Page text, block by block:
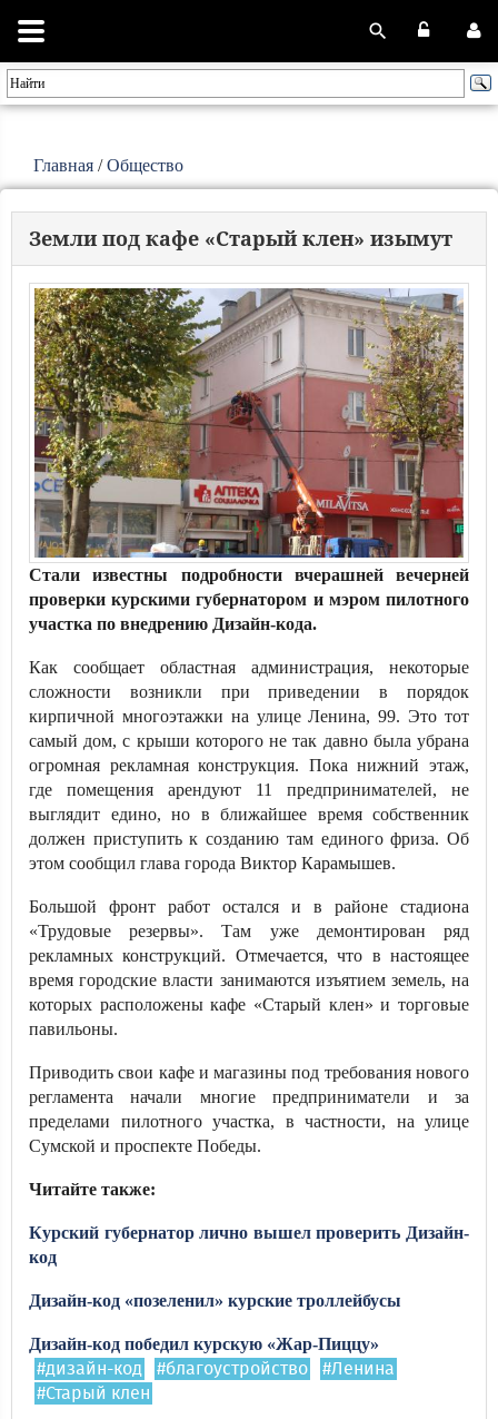
Главная /Общество
Земли под кафе «Старый клен» изымут
Стали известны подробности вчерашней вечерней
проверки курскими губернатором и мэром пилотного
участка по внедрению Дизайн-кода.
Как сообщает областная администрация, некоторые
сложности возникли при приведении в порядок
кирпичной многоэтажки на улице Ленина, 99. Это тот
самый дом, с крыши которого не так давно была убрана
огромная рекламная конструкция. Пока нижний этаж,
где помещения арендуют 11 предпринимателей, не
выглядит едино, но в ближайшее время собственник
должен приступить к созданию там единого фриза. Об
этом сообщил глава города Виктор Карамышев.
Большой фронт работ остался и в районе стадиона
«Трудовые резервы». Там уже демонтирован ряд
рекламных конструкций. Отмечается, что в настоящее
время городские власти занимаются изъятием земель, на
которых расположены кафе «Старый клен» и торговые
павильоны.
Приводить свои кафе и магазины под требования нового
регламента начали многие предприниматели и за
пределами пилотного участка, в частности, на улице
Сумской и проспекте Победы.
Читайте также:
Курский губернатор лично вышел проверить Дизайн-
код
Дизайн-код «позеленил» курские троллейбусы
Дизайн-код победил курскую «Жар-Пиццу»
#дизайн-код #благоустройство
#Ленина
#Старый клен